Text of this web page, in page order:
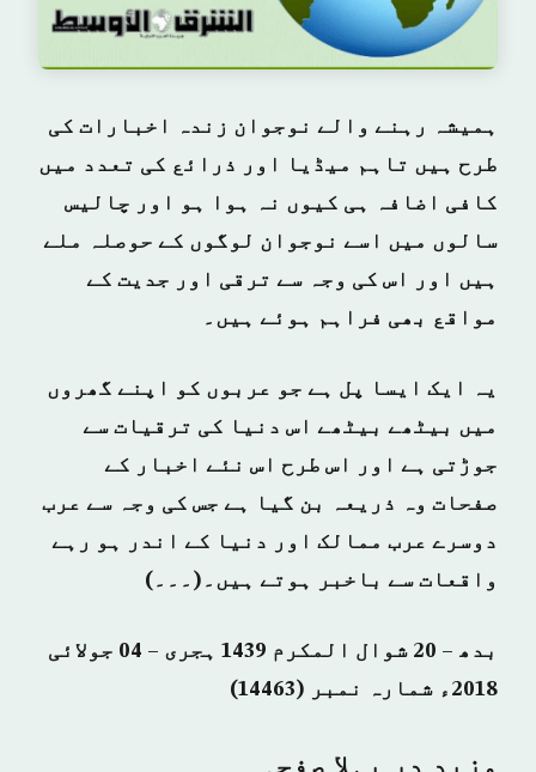
ہمیشہ رہنے والے نوجوان زندہ اخبارات کی
طرح ہیں تاہم میڈیا اور ذرائع کی تعدد میں
کافی اضافہ ہی کیوں نہ ہوا ہو اور چالیس
سالوں میں اسے نوجوان لوگوں کے حوصلہ ملے
ہیں اور اس کی وجہ سے ترقی اور جدیت کے
مواقع بھی فراہم ہوئے ہیں۔
یہ ایک ایسا پل ہے جو عربوں کو اپنے گھروں
میں بیٹھے بیٹھے اس دنیا کی ترقیات سے
جوڑتی ہے اور اس طرح اس نئے اخبار کے
صفحات وہ ذریعہ بن گیا ہے جس کی وجہ سے عرب
دوسرے عرب ممالک اور دنیا کے اندر ہو رہے
واقعات سے باخبر ہوتے ہیں۔(۔۔۔)
بدھ – 20 شوال المکرم 1439 ہجری – 04 جولائی
2018ء شمارہ نمبر (14463)
مزید در پہلا صفحہ